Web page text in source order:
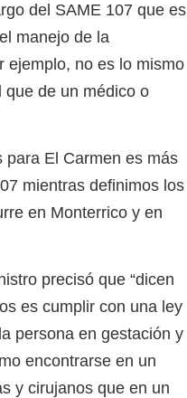
del SAME 107 que es
manejo de la
ejemplo, no es lo mismo
que de un médico o
para El Carmen es más
mientras definimos los
en Monterrico y en
precisó que “dicen
es cumplir con una ley
persona en gestación y
encontrarse en un
y cirujanos que en un